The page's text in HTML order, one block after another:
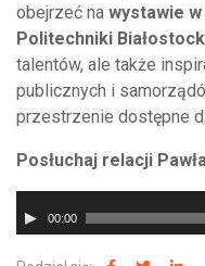
obejrzeć na wystawie
Politechniki
talentów, ale także
publicznych i
przestrzenie dostępne
Posłuchaj relacji
plików
dźwiękowych
00:00